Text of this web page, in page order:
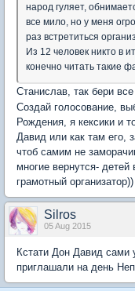
народ гуляет,
все мило, но у меня
раз встретиться
Из 12 человек никто в
конечно читать такие
Станислав, так бери
Создай голосование,
Рождения, я кексики и
Давид или как там его,
чтоб самим не
многие вернутся-
грамотный организатор))
Silros
05 Aug 2015
Кстати Дон Давид сами
приглашали на день